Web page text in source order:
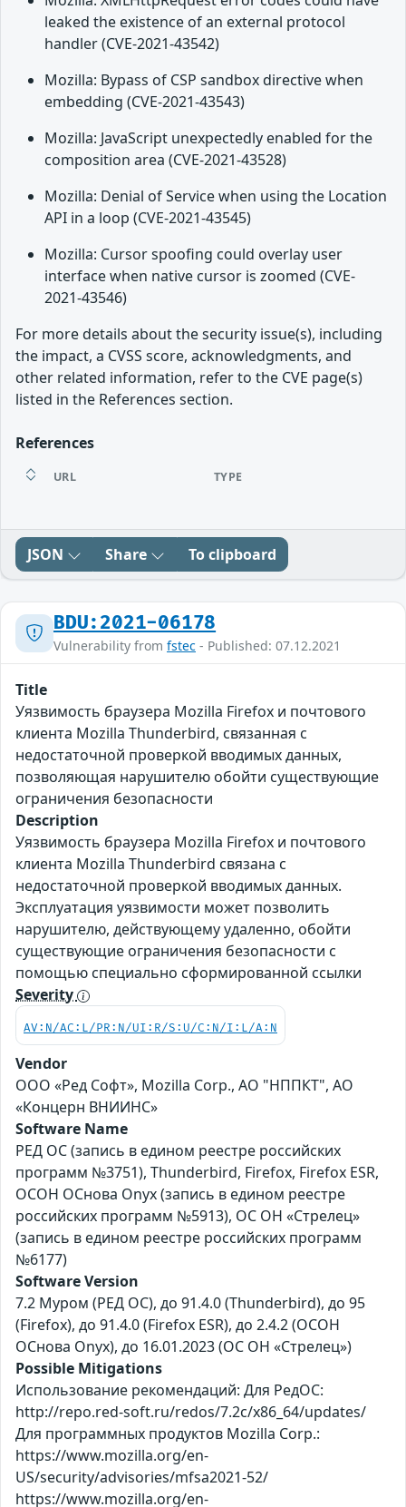
leaked the existence of an external protocol
handler (CVE-2021-43542)
Mozilla: Bypass of CSP sandbox directive when
embedding (CVE-2021-43543)
Mozilla: JavaScript unexpectedly enabled for the
composition area (CVE-2021-43528)
Mozilla: Denial of Service when using the Location
API in a loop (CVE-2021-43545)
Mozilla: Cursor spoofing could overlay user
interface when native cursor is zoomed (CVE-
2021-43546)
For more details about the security issue(s), including
the impact, a CVSS score, acknowledgments, and
other related information, refer to the CVE page(s)
listed in the References section.
References
URL TYPE
JSON Share To clipboard
BDU:2021-06178
Vulnerability from fstec - Published: 07.12.2021
Title
Уязвимость браузера Mozilla Firefox и почтового
клиента Mozilla Thunderbird, связанная с
недостаточной проверкой вводимых данных,
позволяющая нарушителю обойти существующие
ограничения безопасности
Description
Уязвимость браузера Mozilla Firefox и почтового
клиента Mozilla Thunderbird связана с
недостаточной проверкой вводимых данных.
Эксплуатация уязвимости может позволить
нарушителю, действующему удаленно, обойти
существующие ограничения безопасности с
помощью специально сформированной ссылки
Severity
AV:N/AC:L/PR:N/UI:R/S:U/C:N/I:L/A:N
Vendor
ООО «Ред Софт», Mozilla Corp., АО "НППКТ", АО
«Концерн ВНИИНС»
Software Name
РЕД ОС (запись в едином реестре российских
программ №3751), Thunderbird, Firefox, Firefox ESR,
ОСОН ОСнова Оnyx (запись в едином реестре
российских программ №5913), ОС ОН «Стрелец»
(запись в едином реестре российских программ
№6177)
Software Version
7.2 Муром (РЕД ОС), до 91.4.0 (Thunderbird), до 95
(Firefox), до 91.4.0 (Firefox ESR), до 2.4.2 (ОСОН
ОСнова Оnyx), до 16.01.2023 (ОС ОН «Стрелец»)
Possible Mitigations
Использование рекомендаций: Для РедОС:
http://repo.red-soft.ru/redos/7.2c/x86_64/updates/
Для программных продуктов Mozilla Corp.:
https://www.mozilla.org/en-
US/security/advisories/mfsa2021-52/
https://www.mozilla.org/en-